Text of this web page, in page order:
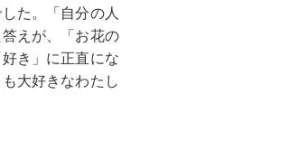
た。「自分の人
えが、「お花の
き」に正直にな
大好きなわたし